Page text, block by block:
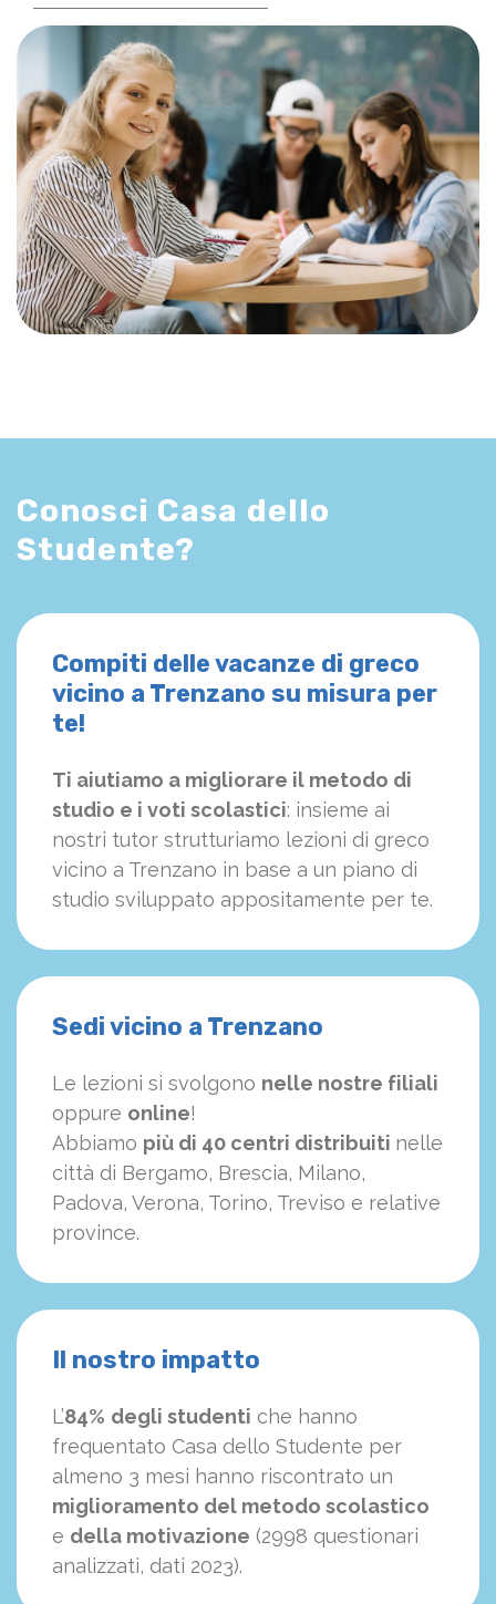
Conosci Casa dello
Studente?
Compiti delle vacanze di greco
vicino a Trenzano su misura per
te!
Ti aiutiamo a migliorare il metodo di
studio e i voti scolastici: insieme ai
nostri tutor strutturiamo lezioni di greco
vicino a Trenzano in base a un piano di
studio sviluppato appositamente per te.
Sedi vicino a Trenzano
Le lezioni si svolgono nelle nostre filiali
oppure online!
Abbiamo più di 40 centri distribuiti nelle
città di Bergamo, Brescia, Milano,
Padova, Verona, Torino, Treviso e relative
province.
Il nostro impatto
L’84% degli studenti che hanno
frequentato Casa dello Studente per
almeno 3 mesi hanno riscontrato un
miglioramento del metodo scolastico
e della motivazione (2998 questionari
analizzati, dati 2023).